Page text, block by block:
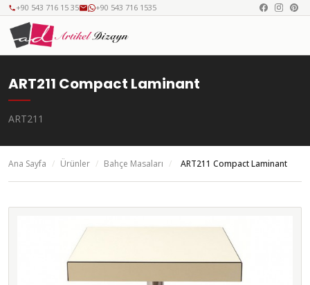
+90 543 716 15 35 +90 543 716 1535
ART211 Compact Laminant
ART211
Ana Sayfa / Ürünler / Bahçe Masaları / ART211 Compact Laminant